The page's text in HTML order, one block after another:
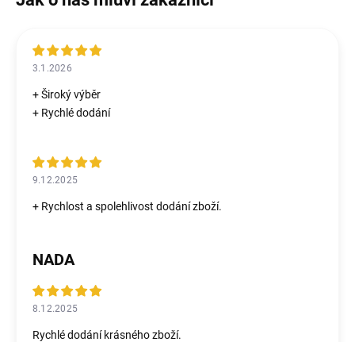
3.1.2026
+ Široký výběr
+ Rychlé dodání
9.12.2025
+ Rychlost a spolehlivost dodání zboží.
NADA
8.12.2025
Rychlé dodání krásného zboží.